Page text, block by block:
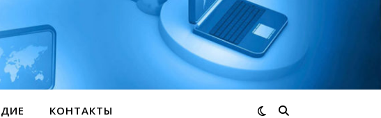
КОНТАКТЫ